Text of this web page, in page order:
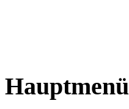
Hauptmenü